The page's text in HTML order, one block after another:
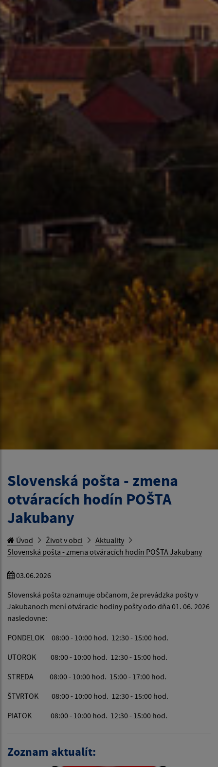
Slovenská pošta - zmena
otváracích hodín POŠTA
Jakubany
Úvod Život v obci
Aktuality
Slovenská pošta - zmena otváracích hodín POŠTA Jakubany
03.06.2026
Slovenská pošta oznamuje občanom, že prevádzka pošty v
Jakubanoch mení otváracie hodiny pošty odo dňa 01. 06. 2026
nasledovne:
PONDELOK 08:00 - 10:00 hod. 12:30 - 15:00 hod.
UTOROK 08:00 - 10:00 hod. 12:30 - 15:00 hod.
STREDA 08:00 - 10:00 hod. 15:00 - 17:00 hod.
ŠTVRTOK 08:00 - 10:00 hod. 12:30 - 15:00 hod.
PIATOK 08:00 - 10:00 hod. 12:30 - 15:00 hod.
Zoznam aktualít: